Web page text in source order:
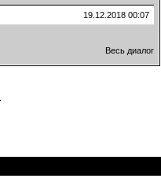
19.12.2018 00:07
Весь диалог